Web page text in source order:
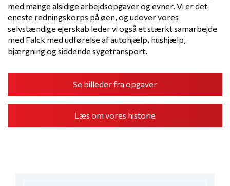
med mange alsidige arbejdsopgaver og evner. Vi er det
eneste redningskorps på øen, og udover vores
selvstændige ejerskab leder vi også et stærkt samarbejde
med Falck med udførelse af autohjælp, hushjælp,
bjærgning og siddende sygetransport.
Se billeder fra opgaver
Læs om vores historie